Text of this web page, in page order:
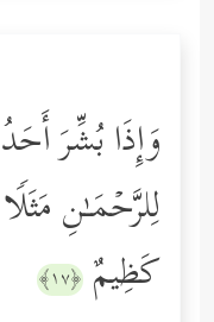
وَإِذَا بُشِّرَ
لِلرَّحۡمَـٰنِ
كَظِیمٌ ﴿١٧﴾